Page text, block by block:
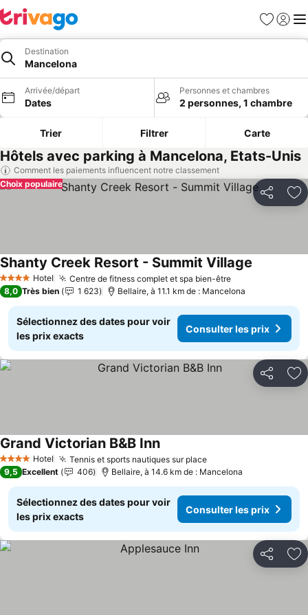
Favoris
Se
Destination
Mancelona
Arrivée/départ
Dates
Personnes et chambres
2 personnes, 1 chambre
Trier Filtrer Carte
Hôtels avec parking à Mancelona, Etats-Unis
Comment les paiements influencent notre classement
Partager
Choix populaire
4 Étoiles Hotel Centre de fitness complet et spa bien-êtreConsulter les
Shanty Creek Resort - Summit Village
8,0 Très bien 1 623 Bellaire, à 11.1 km de : Mancelona
Sélectionnez des dates pour voir
les prix exacts
Consulter les prix
Partager
4 Étoiles Hotel Tennis et sports nautiques sur placeConsulter les prix
Grand Victorian B&B InnConsulter les prix
9,5 Excellent 406 Bellaire, à 14.6 km de : Mancelona
Sélectionnez des dates pour voir
les prix exacts
Consulter les prix
Partager